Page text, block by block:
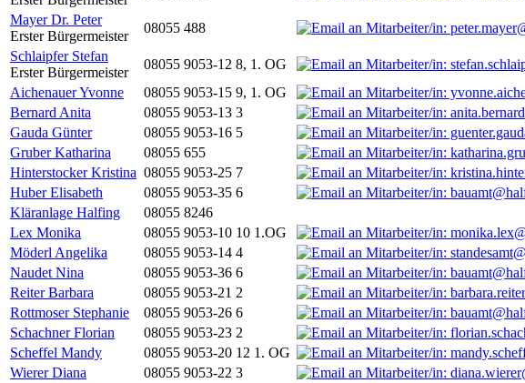
Mayer Dr. Peter
Erster Bürgermeister
08055 488
Schlaipfer Stefan
Erster Bürgermeister
08055 9053-12 8, 1. OG
Aichenauer Yvonne
08055 9053-15 9, 1. OG
Bernard Anita
08055 9053-13 3
Gauda Günter
08055 9053-16 5
Gruber Katharina
08055 655
Hinterstocker Kristina 08055 9053-25 7
Huber Elisabeth
08055 9053-35 6
Kläranlage Halfing
08055 8246
Lex Monika
08055 9053-10 10 1.OG
Möderl Angelika
08055 9053-14 4
Naudet Nina
08055 9053-36 6
Reiter Barbara
08055 9053-21 2
Rottmoser Stephanie
08055 9053-26 6
Schachner Florian
08055 9053-23 2
Scheffel Mandy
08055 9053-20 12 1. OG
Wierer Diana
08055 9053-22 3